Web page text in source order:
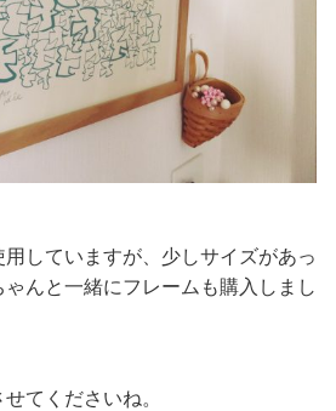
していますが、少しサイズがあっ
んと一緒にフレームも購入しまし
てくださいね。